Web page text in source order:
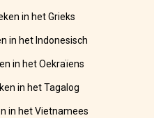
in het Grieks
in het Indonesisch
in het Oekraïens
in het Tagalog
in het Vietnamees